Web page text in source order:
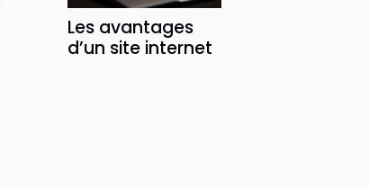
Les avantages
d’un site internet